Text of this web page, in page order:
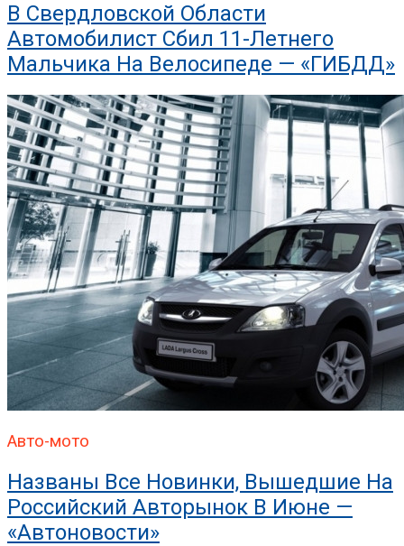
В Свердловской Области
Автомобилист Сбил 11-Летнего
Мальчика На Велосипеде — «ГИБДД»
Авто-мото
Названы Все Новинки, Вышедшие На
Российский Авторынок В Июне —
«Автоновости»